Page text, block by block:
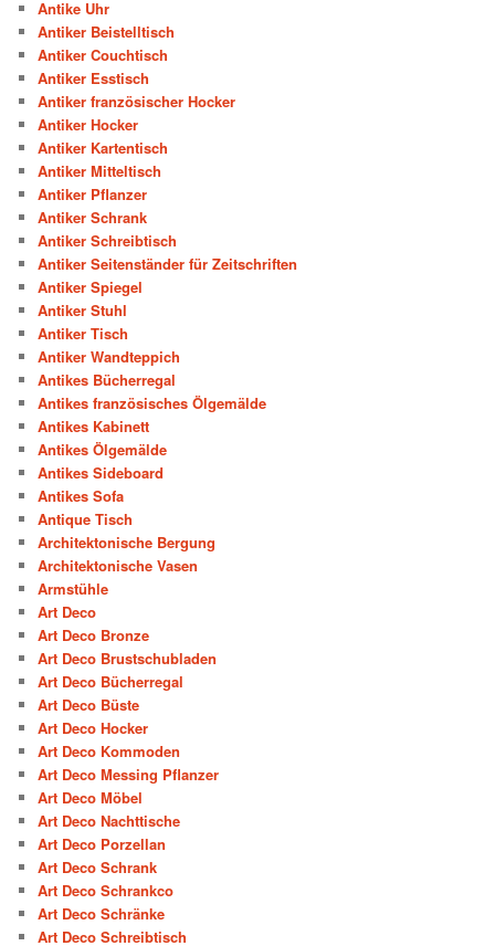
Antike Uhr
Antiker Beistelltisch
Antiker Couchtisch
Antiker Esstisch
Antiker französischer Hocker
Antiker Hocker
Antiker Kartentisch
Antiker Mitteltisch
Antiker Pflanzer
Antiker Schrank
Antiker Schreibtisch
Antiker Seitenständer für Zeitschriften
Antiker Spiegel
Antiker Stuhl
Antiker Tisch
Antiker Wandteppich
Antikes Bücherregal
Antikes französisches Ölgemälde
Antikes Kabinett
Antikes Ölgemälde
Antikes Sideboard
Antikes Sofa
Antique Tisch
Architektonische Bergung
Architektonische Vasen
Armstühle
Art Deco
Art Deco Bronze
Art Deco Brustschubladen
Art Deco Bücherregal
Art Deco Büste
Art Deco Hocker
Art Deco Kommoden
Art Deco Messing Pflanzer
Art Deco Möbel
Art Deco Nachttische
Art Deco Porzellan
Art Deco Schrank
Art Deco Schrankco
Art Deco Schränke
Art Deco Schreibtisch